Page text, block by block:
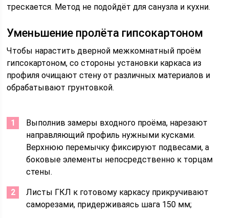
трескается. Метод не подойдёт для санузла и кухни.
Уменьшение пролёта гипсокартоном
Чтобы нарастить дверной межкомнатный проём
гипсокартоном, со стороны установки каркаса из
профиля очищают стену от различных материалов и
обрабатывают грунтовкой.
Выполнив замеры входного проёма, нарезают
направляющий профиль нужными кусками.
Верхнюю перемычку фиксируют подвесами, а
боковые элементы непосредственно к торцам
стены.
Листы ГКЛ к готовому каркасу прикручивают
саморезами, придерживаясь шага 150 мм;